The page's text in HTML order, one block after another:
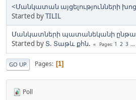
<Մանկատան այցելությունների
Started byTILIL
Մանկատների պատանեկանի
Started by Տ. Տաթև քհն. Pages 1 2 3 ...
GO UP Pages 1
Poll